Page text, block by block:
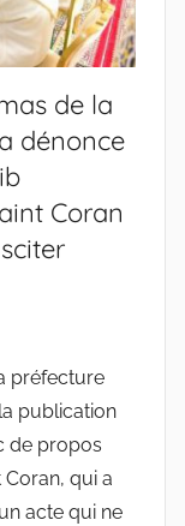
de la
dénonce
Coran
préfecture
publication
de propos
qui a
acte qui ne